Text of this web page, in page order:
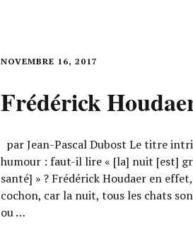
NOVEMBRE 16, 2017
Frédérick
par Jean-Pascal Dubost Le titre
humour : faut-il lire « [la] nuit [est]
santé] » ? Frédérick Houdaer en
cochon, car la nuit, tous les chats
ou …